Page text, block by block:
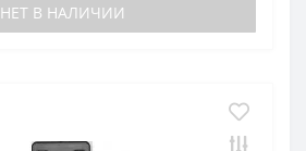
НЕТ В НАЛИЧИИ